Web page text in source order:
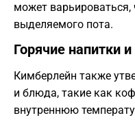
может варьироваться,
выделяемого пота.
Горячие напитки
Кимберлейн также
и блюда, такие как
внутреннюю